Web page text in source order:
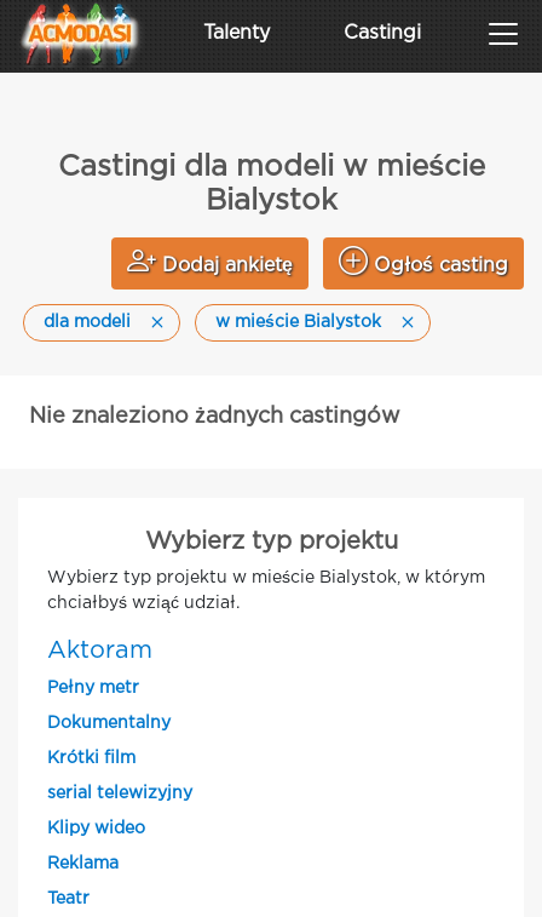
Talenty Castingi
Castingi dla modeli w mieście
Bialystok
Dodaj ankietę Ogłoś casting
dla modeli w mieście Bialystok
Nie znaleziono żadnych castingów
Wybierz typ projektu
Wybierz typ projektu w mieście Bialystok, w którym
chciałbyś wziąć udział.
Aktoram
Pełny metr
Dokumentalny
Krótki film
serial telewizyjny
Klipy wideo
Reklama
Teatr